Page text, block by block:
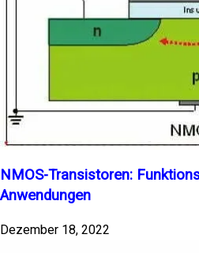
NMOS-Transistoren:
Anwendungen
Dezember 18, 2022